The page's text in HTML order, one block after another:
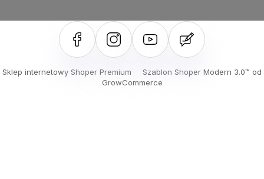
Sklep internetowy Shoper Premium Szablon Shoper Modern 3.0™ od
GrowCommerce